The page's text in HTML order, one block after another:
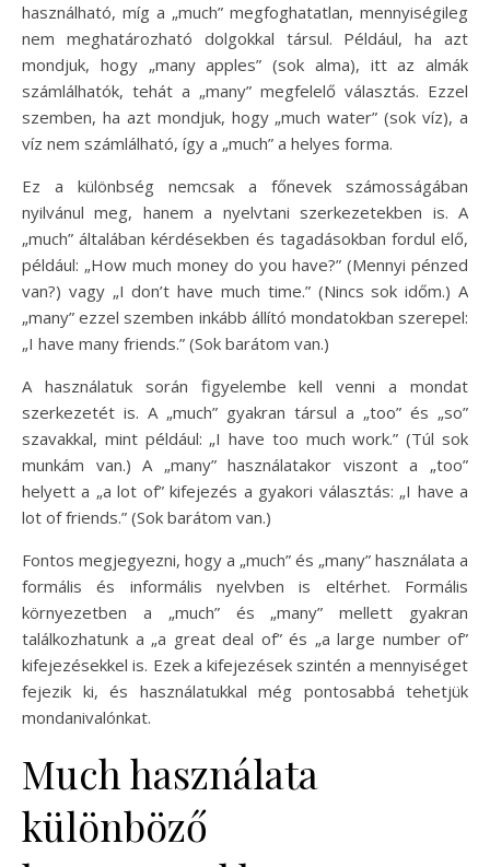
használható, míg a „much” megfoghatatlan, mennyiségileg
nem meghatározható dolgokkal társul. Például, ha azt
mondjuk, hogy „many apples” (sok alma), itt az almák
számlálhatók, tehát a „many” megfelelő választás. Ezzel
szemben, ha azt mondjuk, hogy „much water” (sok víz), a
víz nem számlálható, így a „much” a helyes forma.
Ez a különbség nemcsak a főnevek számosságában
nyilvánul meg, hanem a nyelvtani szerkezetekben is. A
„much” általában kérdésekben és tagadásokban fordul elő,
például: „How much money do you have?” (Mennyi pénzed
van?) vagy „I don’t have much time.” (Nincs sok időm.) A
„many” ezzel szemben inkább állító mondatokban szerepel:
„I have many friends.” (Sok barátom van.)
A használatuk során figyelembe kell venni a mondat
szerkezetét is. A „much” gyakran társul a „too” és „so”
szavakkal, mint például: „I have too much work.” (Túl sok
munkám van.) A „many” használatakor viszont a „too”
helyett a „a lot of” kifejezés a gyakori választás: „I have a
lot of friends.” (Sok barátom van.)
Fontos megjegyezni, hogy a „much” és „many” használata a
formális és informális nyelvben is eltérhet. Formális
környezetben a „much” és „many” mellett gyakran
találkozhatunk a „a great deal of” és „a large number of”
kifejezésekkel is. Ezek a kifejezések szintén a mennyiséget
fejezik ki, és használatukkal még pontosabbá tehetjük
mondanivalónkat.
Much használata
különböző